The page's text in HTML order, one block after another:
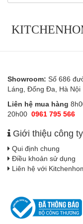
Showroom: Số 686
Láng, Đống Đa, Hà Nội
Liên hệ mua hàng
20h00 0961 795 566
Giới thiệu công ty
Qui định chung
Điều khoản sử dụng
Liên hệ với